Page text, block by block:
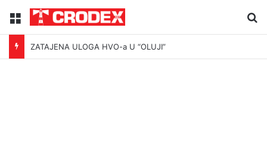
Menu
ZATAJENA ULOGA HVO-a U “OLUJI”